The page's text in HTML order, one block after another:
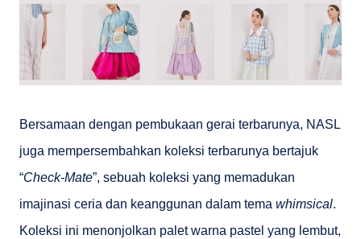
Bersamaan dengan pembukaan gerai terbarunya, NASL
juga mempersembahkan koleksi terbarunya bertajuk
“Check-Mate”, sebuah koleksi yang memadukan
imajinasi ceria dan keanggunan dalam tema whimsical.
Koleksi ini menonjolkan palet warna pastel yang lembut,